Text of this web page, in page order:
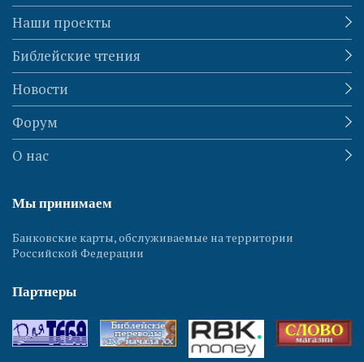
Наши проекты
Библейские чтения
Новости
Форум
О нас
Мы принимаем
Банковские карты, обслуживаемые на территории
Российской Федерации
Партнеры